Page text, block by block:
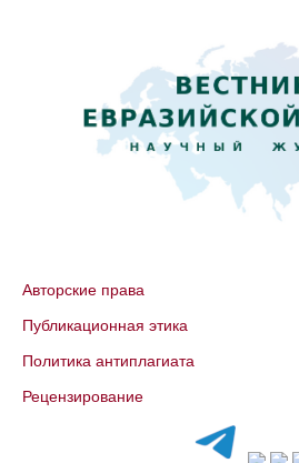
Авторские права
Публикационная этика
Политика антиплагиата
Рецензирование